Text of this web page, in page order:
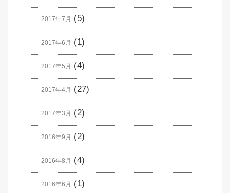
2017年7月 (5)
2017年6月 (1)
2017年5月 (4)
2017年4月 (27)
2017年3月 (2)
2016年9月 (2)
2016年8月 (4)
2016年6月 (1)